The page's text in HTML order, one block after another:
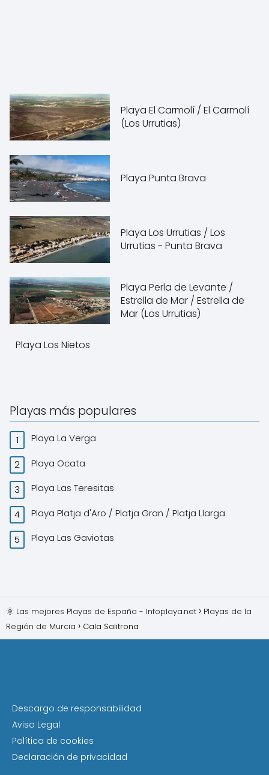
Playa El Carmolí / El Carmolí
(Los Urrutias)
Playa Punta Brava
Playa Los Urrutias / Los
Urrutias - Punta Brava
Playa Perla de Levante /
Estrella de Mar / Estrella de
Mar (Los Urrutias)
Playa Los Nietos
Playas más populares
Playa La Verga
Playa Ocata
Playa Las Teresitas
Playa Platja d'Aro / Platja Gran / Platja Llarga
Playa Las Gaviotas
🌞 Las mejores Playas de España - Infoplaya.net
Playas de la
Región de Murcia
Cala Salitrona
Descargo de responsabilidad
Aviso Legal
Política de cookies
Declaración de privacidad